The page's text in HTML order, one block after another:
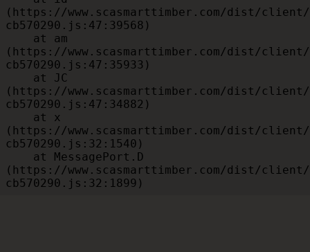
(https://www.scasmarttimber.com/dist/
cb570290.js:47:39568)
(https://www.scasmarttimber.com/dist/
cb570290.js:47:35933)
(https://www.scasmarttimber.com/dist/
cb570290.js:47:34882)
(https://www.scasmarttimber.com/dist/
cb570290.js:32:1540)
(https://www.scasmarttimber.com/dist/
cb570290.js:32:1899)